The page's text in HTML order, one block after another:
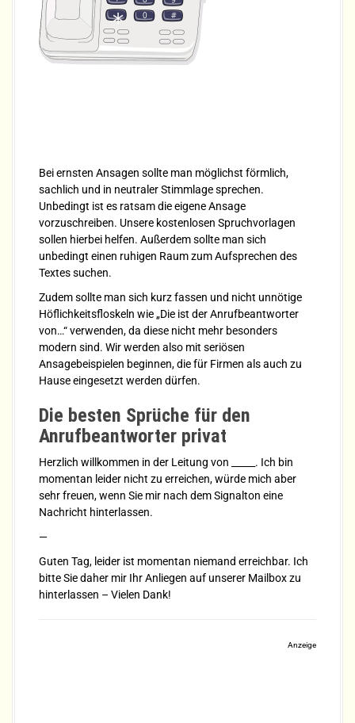
Bei ernsten Ansagen sollte man möglichst förmlich,
sachlich und in neutraler Stimmlage sprechen.
Unbedingt ist es ratsam die eigene Ansage
vorzuschreiben. Unsere kostenlosen Spruchvorlagen
sollen hierbei helfen. Außerdem sollte man sich
unbedingt einen ruhigen Raum zum Aufsprechen des
Textes suchen.
Zudem sollte man sich kurz fassen und nicht unnötige
Höflichkeitsfloskeln wie „Die ist der Anrufbeantworter
von…“ verwenden, da diese nicht mehr besonders
modern sind. Wir werden also mit seriösen
Ansagebeispielen beginnen, die für Firmen als auch zu
Hause eingesetzt werden dürfen.
Die besten Sprüche für den
Anrufbeantworter privat
Herzlich willkommen in der Leitung von _____. Ich bin
momentan leider nicht zu erreichen, würde mich aber
sehr freuen, wenn Sie mir nach dem Signalton eine
Nachricht hinterlassen.
—
Guten Tag, leider ist momentan niemand erreichbar. Ich
bitte Sie daher mir Ihr Anliegen auf unserer Mailbox zu
hinterlassen – Vielen Dank!
Anzeige